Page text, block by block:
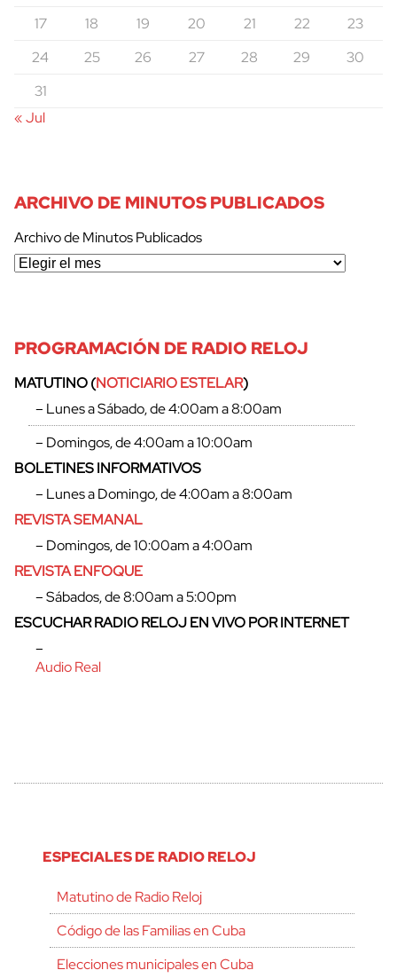
17 18 19 20 21 22
23
24
25 26 27 28 29
30
31
« Jul
ARCHIVO DE MINUTOS PUBLICADOS
Archivo de Minutos Publicados
PROGRAMACIÓN DE RADIO RELOJ
MATUTINO (NOTICIARIO ESTELAR)
– Lunes a Sábado, de 4:00am a 8:00am
– Domingos, de 4:00am a 10:00am
BOLETINES INFORMATIVOS
– Lunes a Domingo, de 4:00am a 8:00am
REVISTA SEMANAL
– Domingos, de 10:00am a 4:00am
REVISTA ENFOQUE
– Sábados, de 8:00am a 5:00pm
ESCUCHAR RADIO RELOJ EN VIVO POR INTERNET
–
Audio Real
ESPECIALES DE RADIO RELOJ
Matutino de Radio Reloj
Código de las Familias en Cuba
Elecciones municipales en Cuba